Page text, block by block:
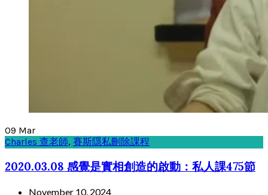
09 Mar
Charles 查老師, 賽斯隱私刪除課程
2020.03.08 感覺是實相創造的啟動：私人課475節
November 10, 2024